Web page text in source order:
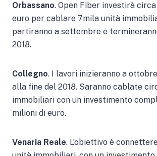
Orbassano. Open Fiber investirà
euro per cablare 7mila unità
partiranno a settembre e
2018.
Collegno. I lavori inizieranno a
alla fine del 2018. Saranno cablate
immobiliari con un investimento
milioni di euro.
Venaria Reale. L’obiettivo è